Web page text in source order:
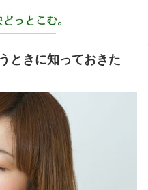
ときに知っておきた